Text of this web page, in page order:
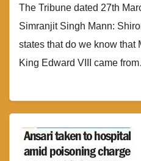
The Tribune dated 27th
Simranjit Singh Mann:
states that do we know that
King Edward VIII came